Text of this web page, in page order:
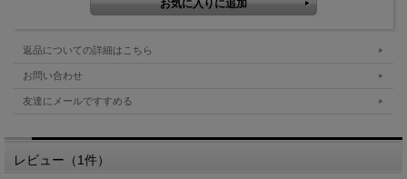
返品についての詳細はこちら
お問い合わせ
友達にメールですすめる
レビュー（1件）